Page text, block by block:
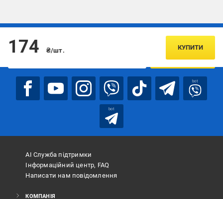
174 ₴/шт. КУПИТИ
Підписуйтесь, щоб дізнаватись першим про акції та пропозиції
ПІДПИСАТИСЯ
bot
bot
АІ Служба підтримки
Інформаційний центр, FAQ
Написати нам повідомлення
КОМПАНІЯ